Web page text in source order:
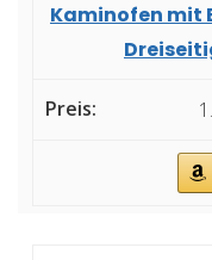
Kaminofen mit